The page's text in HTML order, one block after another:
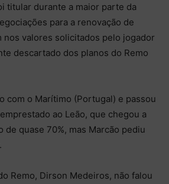
titular durante a maior parte da
para a renovação de
nos valores solicitados pelo jogador
descartado dos planos do Remo
com o Marítimo (Portugal) e passou
ao Leão, que chegou a
de quase 70%, mas Marcão pediu
Remo, Dirson Medeiros, não falou